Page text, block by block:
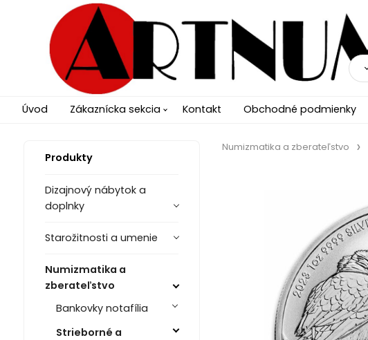
Úvod Zákaznícka sekcia Kontakt Obchodné podmienky
Produkty
Dizajnový nábytok a
doplnky
Starožitnosti a umenie
Numizmatika a
zberateľstvo
Bankovky notafília
Strieborné a
Numizmatika a zberateľstvo